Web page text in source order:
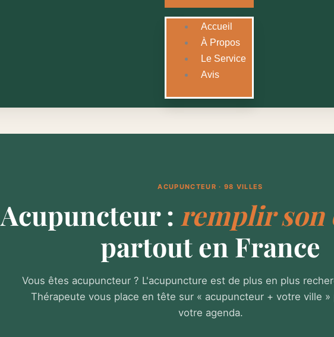
Accueil
À Propos
Le Service
Avis
ACUPUNCTEUR · 98 VILLES
Acupuncteur : remplir son
partout en France
Vous êtes acupuncteur ? L'acupuncture est de plus en plus
Thérapeute vous place en tête sur « acupuncteur + votre ville »
votre agenda.